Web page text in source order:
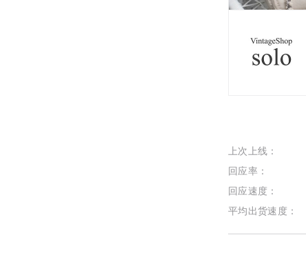
上次上线：
回应率：
回应速度：
平均出货速度：